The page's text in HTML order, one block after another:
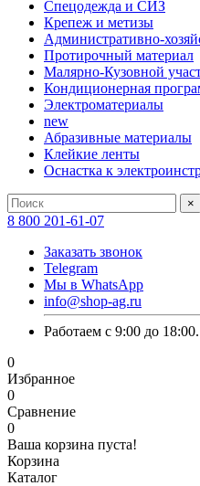
Спецодежда и СИЗ
Крепеж и метизы
Административно-
Протирочный материал
Малярно-Кузовной
Кондиционерная
Электроматериалы
new
Абразивные материалы
Клейкие ленты
Оснастка к
×
8 800 201-61-07
Заказать звонок
Telegram
Мы в WhatsApp
info@shop-ag.ru
Работаем с 9:00 до
0
Избранное
0
Сравнение
0
Ваша корзина пуста!
Корзина
Каталог